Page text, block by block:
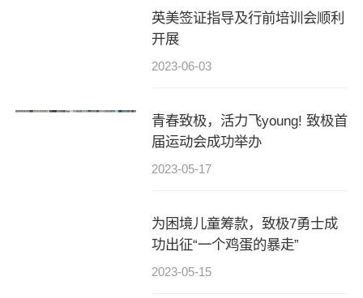
英美签证指导及行前培训会顺利
开展
2023-06-03
青春致极，活力飞young! 致极首
届运动会成功举办
2023-05-17
为困境儿童筹款，致极7勇士成
功出征“一个鸡蛋的暴走”
2023-05-15